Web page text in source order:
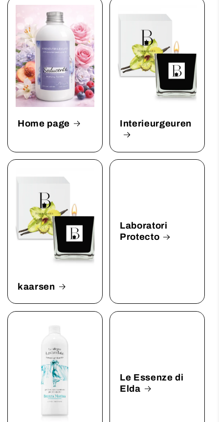
Home page Interieurgeuren
kaarsen
Laboratori
Protecto
Le Essenze di
Elda